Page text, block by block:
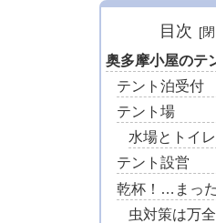
目次
奥多摩小屋のテ
テント泊受付
テント場
水場とトイレ
テント設営
乾杯！…まっ
虫対策は万全